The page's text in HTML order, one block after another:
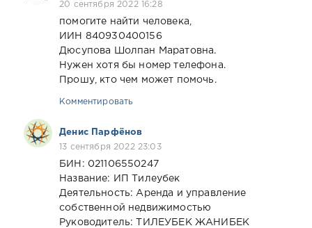
20 сентября 2022 16:28
помогите найти человека,
ИИН 840930400156
Дюсупова Шолпан Маратовна.
Нужен хотя бы номер телефона.
Прошу, кто чем может помочь.
Комментировать
Денис Парфёнов
13 сентября 2022 23:03
БИН: 021106550247
Название: ИП Тилеубек
Деятельность: Аренда и управление
собственной недвижимостью
Руководитель: ТИЛЕУБЕК ЖАНИБЕК